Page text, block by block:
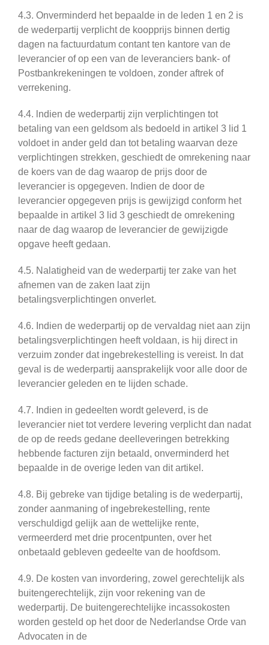
4.3. Onverminderd het bepaalde in de leden 1 en 2 is
de wederpartij verplicht de koopprijs binnen dertig
dagen na factuurdatum contant ten kantore van de
leverancier of op een van de leveranciers bank- of
Postbankrekeningen te voldoen, zonder aftrek of
verrekening.
4.4. lndien de wederpartij zijn verplichtingen tot
betaling van een geldsom als bedoeld in artikel 3 lid 1
voldoet in ander geld dan tot betaling waarvan deze
verplichtingen strekken, geschiedt de omrekening naar
de koers van de dag waarop de prijs door de
leverancier is opgegeven. Indien de door de
leverancier opgegeven prijs is gewijzigd conform het
bepaalde in artikel 3 lid 3 geschiedt de omrekening
naar de dag waarop de leverancier de gewijzigde
opgave heeft gedaan.
4.5. Nalatigheid van de wederpartij ter zake van het
afnemen van de zaken laat zijn
betalingsverplichtingen onverlet.
4.6. Indien de wederpartij op de vervaldag niet aan zijn
betalingsverplichtingen heeft voldaan, is hij direct in
verzuim zonder dat ingebrekestelling is vereist. In dat
geval is de wederpartij aansprakelijk voor alle door de
leverancier geleden en te lijden schade.
4.7. Indien in gedeelten wordt geleverd, is de
leverancier niet tot verdere levering verplicht dan nadat
de op de reeds gedane deelleveringen betrekking
hebbende facturen zijn betaald, onverminderd het
bepaalde in de overige leden van dit artikel.
4.8. Bij gebreke van tijdige betaling is de wederpartij,
zonder aanmaning of ingebrekestelling, rente
verschuldigd gelijk aan de wettelijke rente,
vermeerderd met drie procentpunten, over het
onbetaald gebleven gedeelte van de hoofdsom.
4.9. De kosten van invordering, zowel gerechtelijk als
buitengerechtelijk, zijn voor rekening van de
wederpartij. De buitengerechtelijke incassokosten
worden gesteld op het door de Nederlandse Orde van
Advocaten in de